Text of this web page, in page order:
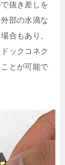
抜き差しを
部の水滴な
合もあり、
ックコネク
とが可能で